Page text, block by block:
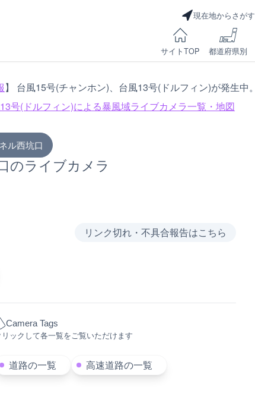
現在地からさがす
サイトTOP 都道府県別
】 台風15号(チャンホン)、台風13号(ドルフィン)が発生中。
号(ドルフィン)による暴風域ライブカメラ一覧・地図
ル西坑口
のライブカメラ
リンク切れ・不具合報告はこちら
Camera Tags
リックして各一覧をご覧いただけます
道路の一覧 高速道路の一覧